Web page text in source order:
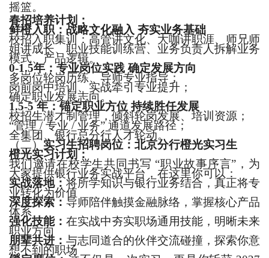
摇篮。
春招培养计划：
鲜橙入职：战略文化融入 夯实业务基础
校招入职集训：高管讲文化、大咖讲职涯、师兄师
姐讲成长、职业技能训练营、业务负责人拆解业务
模式、产品逻辑。
0-1.5年：专业岗位实践 确定发展方向
多岗位轮岗历练、导师专业指导；
岗前岗中培训、实战牵引专业提升；
确定职业发展志向。
1.5-5 年：锚定职业方位 持续胜任发展
校招生潜才制管理，倾斜轮岗发展、培训资源；
“管理 / 专业 / 业务” 通道发展路径；
全集团、银行总分行人才轮动。
（二）实习生招聘岗位：北京分行橙光实习生
橙光实习计划：
我们邀请在校学生共同书写 “职业故事序言”，为
大家提供银行业务实战平台，在这里你可以：
实战落地： 将所学知识与银行业务结合，真正将专
业转化为价值
深度探索：导师陪伴触摸金融脉络，掌握核心产品
体系
强化技能： 在实战中夯实职场通用技能，明晰未来
职业方向
朋辈共进： 与志同道合的伙伴交流碰撞，探索你意
想不到的职场